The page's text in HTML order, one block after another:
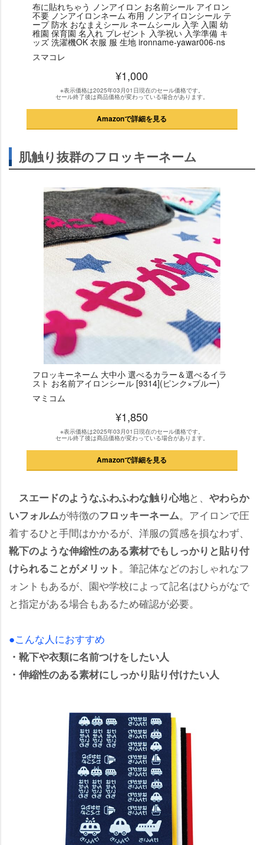
布に貼れちゃう ノンアイロン お名前シール アイロン
不要 ノンアイロンネーム 布用 ノンアイロンシール テ
ープ 防水 おなまえシール ネームシール 入学 入園 幼
稚園 保育園 名入れ プレゼント 入学祝い 入学準備 キ
ッズ 洗濯機OK 衣服 服 生地 ironname-yawar006-ns
スマコレ
¥1,000
※表示価格は2025年03月01日現在のセール価格です。
セール終了後は商品価格が変わっている場合があります。
Amazonで詳細を見る
肌触り抜群のフロッキーネーム
フロッキーネーム 大中小 選べるカラー＆選べるイラ
スト お名前アイロンシール [9314](ピンク×ブルー)
マミコム
¥1,850
※表示価格は2025年03月01日現在のセール価格です。
セール終了後は商品価格が変わっている場合があります。
Amazonで詳細を見る
スエードのようなふわふわな触り心地と、 わらか
いフォルムが特徴のフロッキーネーム。アイロンで圧
着するひと手間はかかるが、洋服の質感を損なわず、
靴下のような伸縮性のある素材でもしっかりと貼り付
けられることがメリット。筆記体などのおしゃれなフ
ォントもあるが、園や学校によって記名はひらがなで
と指定がある場合もあるため確認が必要。
●こんな人におすすめ
・靴下や衣類に名前つけをしたい人
・伸縮性のある素材にしっかり貼り付けたい人